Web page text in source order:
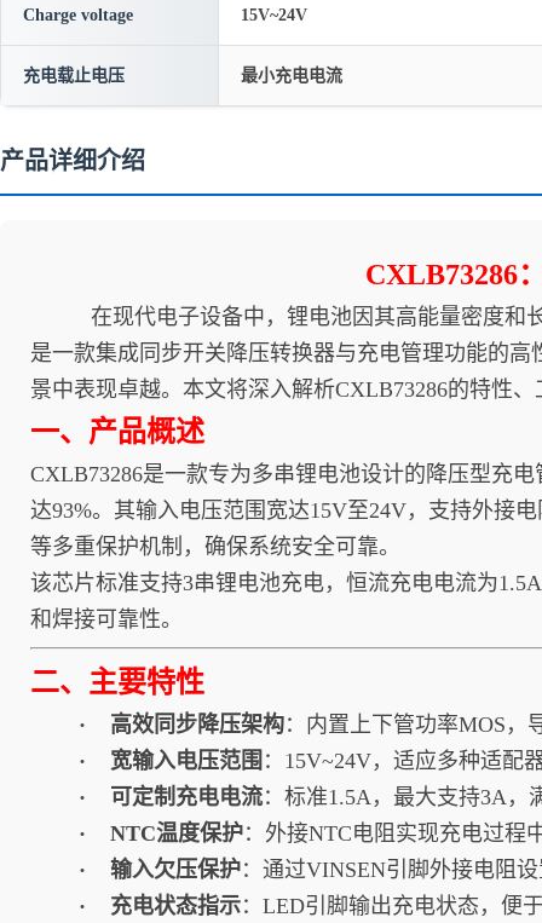
Charge voltage 15V~24V
充电载止电压 最小充电电流
产品详细介绍
CXLB73286
在现代电子设备中，锂电池因其高能量密度和长
是一款集成同步开关降压转换器与充电管理功能的
景中表现卓越。本文将深入解析CXLB73286的特性
一、产品概述
CXLB73286是一款专为多串锂电池设计的降压型充
达93%。其输入电压范围宽达15V至24V，支持外接
等多重保护机制，确保系统安全可靠。
该芯片标准支持3串锂电池充电，恒流充电电流为
和焊接可靠性。
二、主要特性
· 高效同步降压架构：内置上下管功率MOS，
· 宽输入电压范围 ：15V~24V，适应多种适配
· 可定制充电电流：标准1.5A，最大支持3A，
· NTC温度保护：外接NTC电阻实现充电过程
· 输入欠压保护：通过VINSEN引脚外接电阻
· 充电状态指示：LED引脚输出充电状态，便